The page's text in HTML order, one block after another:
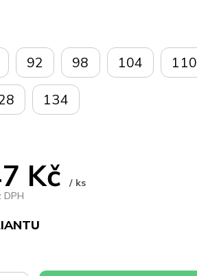
Kč
/ ks
DPH
92 98 104 110
134